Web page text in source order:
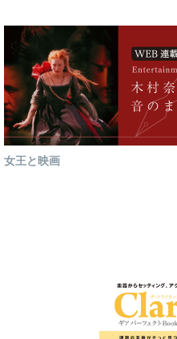
女王と映画